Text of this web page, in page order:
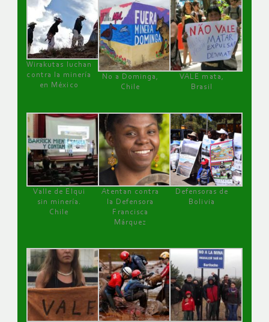
Wirakutas luchan
contra la minería
en México
No a Dominga,
Chile
VALE mata,
Brasil
Valle de Elqui
sin minería.
Chile
Atentan contra
la Defensora
Francisca
Márquez
Defensoras de
Bolivia